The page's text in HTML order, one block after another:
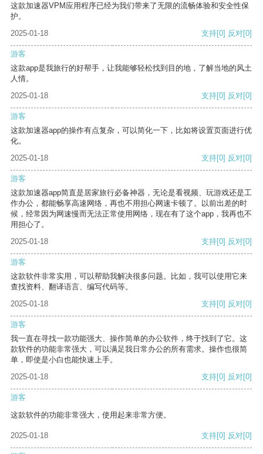
这款加速器VPM应用程序已经为我们带来了无限的流畅体验和安全性保
护。
2025-01-18
支持[0] 反对[0]
游客
这款app是我旅行的好帮手，让我能够轻松找到目的地，了解当地的风土
人情。
2025-01-18
支持[0] 反对[0]
游客
这款加速器app的操作有点复杂，可以简化一下，比如将设置页面进行优
化。
2025-01-18
支持[0] 反对[0]
游客
这款加速器app简直是居家旅行必备神器，无论是看视频、玩游戏还是工
作办公，都能畅享高速网络，再也不用担心网速卡顿了。以前出差的时
候，经常因为网速慢而无法正常使用网络，现在有了这个app，我再也不
用担心了。
2025-01-18
支持[0] 反对[0]
游客
这款软件非常实用，可以帮助我解决很多问题。比如，我可以使用它来
查找资料、翻译语言、编写代码等。
2025-01-18
支持[0] 反对[0]
游客
我一直在寻找一款功能强大、操作简单的办公软件，终于找到了它。这
款软件的功能非常强大，可以满足我日常办公的所有需求。操作也很简
单，即使是小白也能快速上手。
2025-01-18
支持[0] 反对[0]
游客
这款软件的功能非常强大，使用起来非常方便。
2025-01-18 支持[0] 反对[0]